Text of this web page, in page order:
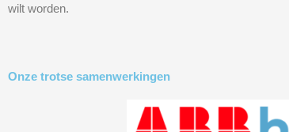
wilt worden.
Onze trotse samenwerkingen